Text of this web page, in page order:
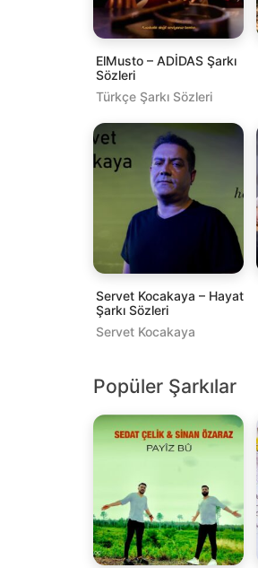
ElMusto – ADİDAS Şarkı
Sözleri
Türkçe Şarkı Sözleri
Servet Kocakaya – Hayat
Şarkı Sözleri
Servet Kocakaya
Popüler Şarkılar